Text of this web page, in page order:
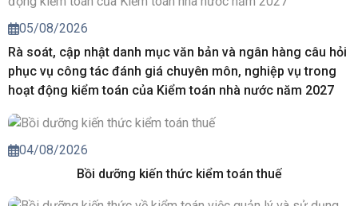
05/08/2026
Rà soát, cập nhật danh mục văn bản và ngân hàng câu hỏi
phục vụ công tác đánh giá chuyên môn, nghiệp vụ trong
hoạt động kiểm toán của Kiểm toán nhà nước năm 2027
04/08/2026
Bồi dưỡng kiến thức kiểm toán thuế